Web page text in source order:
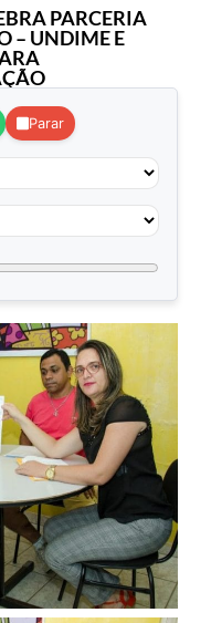
PARCERIA
– UNDIME E
Parar